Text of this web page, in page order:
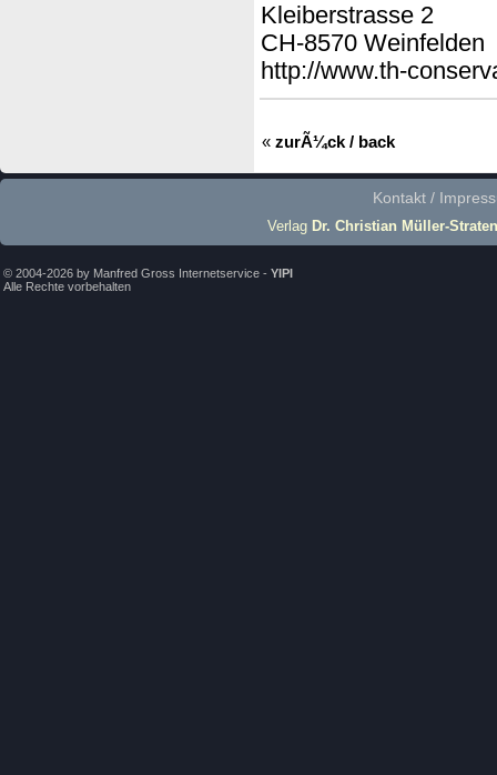
Kleiberstrasse 2
CH-8570 Weinfelden
http://www.th-
« zurÃ¼ck / back
Kontakt /
Verlag Dr. Christian Müller-Straten
© 2004-2026 by Manfred Gross Internetservice - YIPI
Alle Rechte vorbehalten